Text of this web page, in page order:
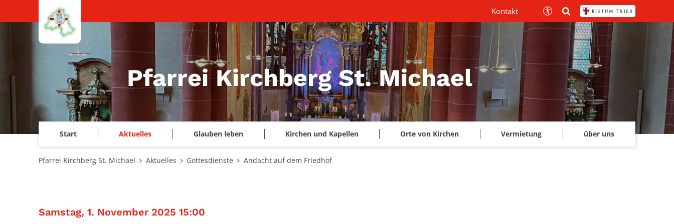
Zum Inhalt springen
Pfarrei Kirchberg St. Michael
Start Aktuelles Glauben leben Kirchen und Kapellen Orte von Kirchen Vermietung über uns
Kontakt
Pfarrei Kirchberg St. Michael Aktuelles Gottesdienste Andacht auf dem Friedhof
Samstag, 1. November 2025 15:00